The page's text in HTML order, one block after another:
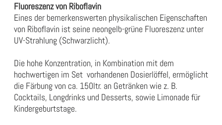
Fluoreszenz von Riboflavin
Eines der bemerkenswerten physikalischen Eigenschaften
von Riboflavin ist seine neongelb-grüne Fluoreszenz unter
UV-Strahlung (Schwarzlicht).
Die hohe Konzentration, in Kombination mit dem
hochwertigen im Set vorhandenen Dosierlöffel, ermöglicht
die Färbung von ca. 150ltr. an Getränken wie z. B.
Cocktails, Longdrinks und Desserts, sowie Limonade für
Kindergeburtstage.